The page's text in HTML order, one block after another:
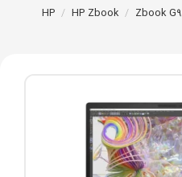
/ HP Zbook / Zbook G9